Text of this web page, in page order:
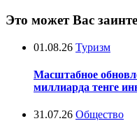
Это может Вас
01.08.26 Туризм
Масштабное
миллиарда тенге
31.07.26 Общество